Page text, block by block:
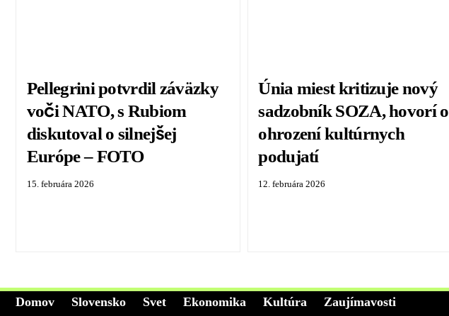
Pellegrini potvrdil záväzky
voči NATO, s Rubiom
diskutoval o silnejšej
Európe – FOTO
15. februára 2026
Únia miest kritizuje nový
sadzobník SOZA, hovorí o
ohrození kultúrnych
podujatí
12. februára 2026
Domov Slovensko Svet Ekonomika Kultúra Zaujímavosti